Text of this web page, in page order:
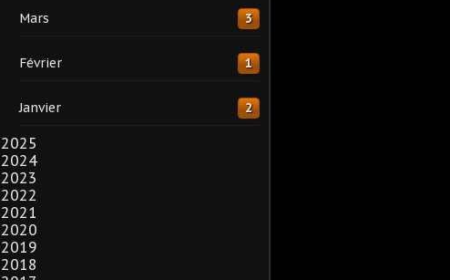
Mars 3
Février 1
Janvier 2
2025
2024
2023
2022
2021
2020
2019
2018